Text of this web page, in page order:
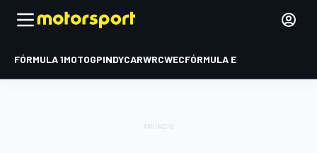
FÓRMULA 1MOTOGPINDYCARWRCWECFÓRMULA E